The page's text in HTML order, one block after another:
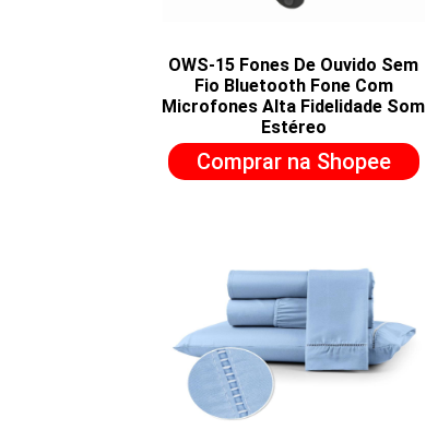
OWS-15 Fones De Ouvido Sem
Fio Bluetooth Fone Com
Microfones Alta Fidelidade Som
Estéreo
Comprar na Shopee